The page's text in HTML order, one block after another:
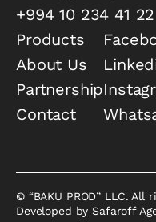
+994 10 234 41 22
Products
About Us
Partnership
Contact
© “BAKU PROD” LLC. All
Developed by Safaroff